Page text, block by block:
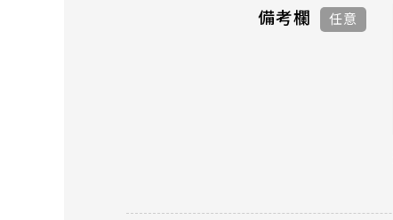
備考欄 任意